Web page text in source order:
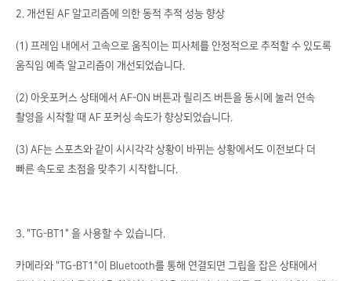
2. 개선된 AF 알고리즘에 의한 동적 추적 성능 향상
(1) 프레임 내에서 고속으로 움직이는 피사체를 안정적으로 추적할 수 있도록
움직임 예측 알고리즘이 개선되었습니다.
(2) 아웃포커스 상태에서 AF-ON 버튼과 릴리즈 버튼을 동시에 눌러 연속
촬영을 시작할 때 AF 포커싱 속도가 향상되었습니다.
(3) AF는 스포츠와 같이 시시각각 상황이 바뀌는 상황에서도 이전보다 더
빠른 속도로 초점을 맞추기 시작합니다.
3. "TG-BT1" 을 사용할 수 있습니다.
카메라와 "TG-BT1"이 Bluetooth를 통해 연결되면 그립을 잡은 상태에서